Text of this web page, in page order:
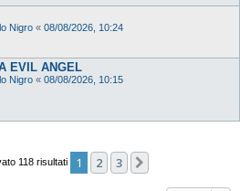
Nigro « 08/08/2026, 10:24
EVIL ANGEL
Nigro « 08/08/2026, 10:15
118 risultati 1 2 3